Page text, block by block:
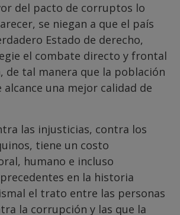
del pacto de corruptos lo
se niegan a que el país
Estado de derecho,
el combate directo y frontal
de tal manera que la población
alcance una mejor calidad de
las injusticias, contra los
tiene un costo
humano e incluso
en la historia
el trato entre las personas
la corrupción y las que la